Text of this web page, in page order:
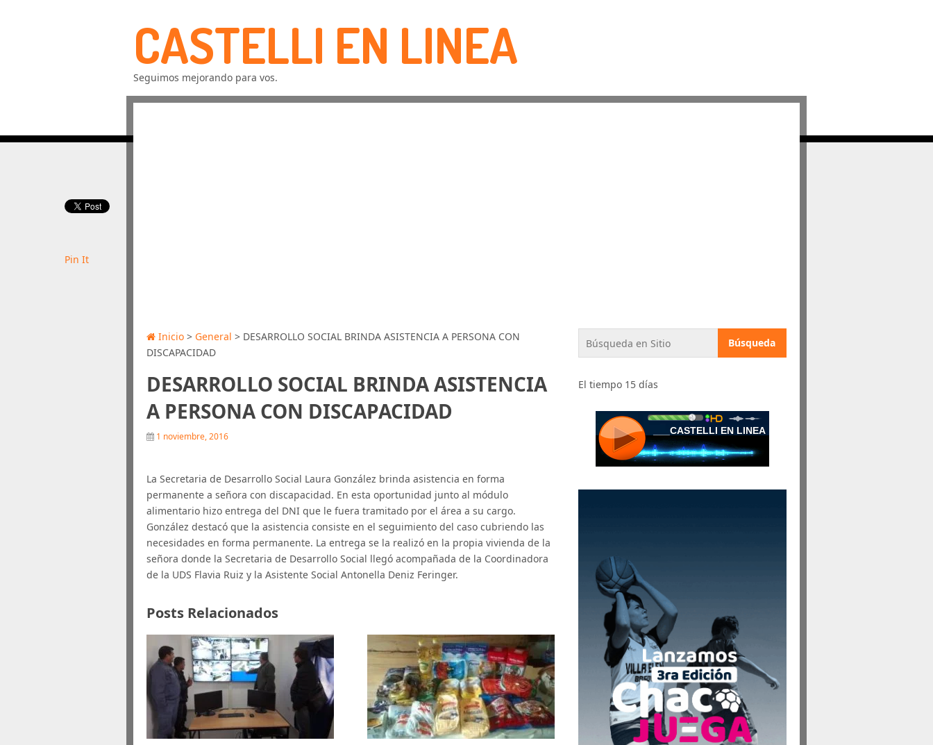
CASTELLI EN LINEA
Seguimos mejorando para vos.
Inicio > General > DESARROLLO SOCIAL BRINDA ASISTENCIA A PERSONA CON
DISCAPACIDAD
DESARROLLO SOCIAL BRINDA ASISTENCIA
A PERSONA CON DISCAPACIDAD
1 noviembre, 2016
La Secretaria de Desarrollo Social Laura González brinda asistencia en forma
permanente a señora con discapacidad. En esta oportunidad junto al módulo
alimentario hizo entrega del DNI que le fuera tramitado por el área a su cargo.
González destacó que la asistencia consiste en el seguimiento del caso cubriendo las
necesidades en forma permanente. La entrega se la realizó en la propia vivienda de la
señora donde la Secretaria de Desarrollo Social llegó acompañada de la Coordinadora
de la UDS Flavia Ruiz y la Asistente Social Antonella Deniz Feringer.
Pin It
Posts Relacionados
El tiempo 15 días